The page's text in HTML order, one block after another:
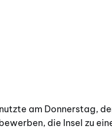
am Donnerstag,
die Insel zu